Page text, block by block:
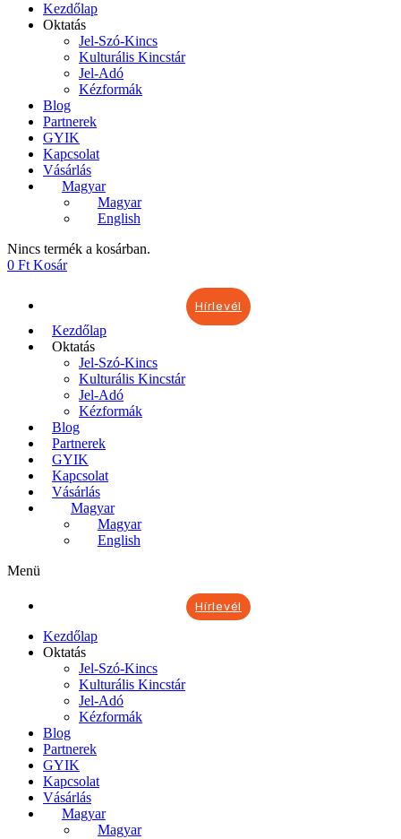
Kezdőlap
Oktatás
Jel-Szó-Kincs
Kulturális Kincstár
Jel-Adó
Kézformák
Blog
Partnerek
GYIK
Kapcsolat
Vásárlás
Magyar
Magyar
English
Nincs termék a kosárban.
0 Ft Kosár
Hírlevél
Kezdőlap
Oktatás
Jel-Szó-Kincs
Kulturális Kincstár
Jel-Adó
Kézformák
Blog
Partnerek
GYIK
Kapcsolat
Vásárlás
Magyar
Magyar
English
Menü
Hírlevél
Kezdőlap
Oktatás
Jel-Szó-Kincs
Kulturális Kincstár
Jel-Adó
Kézformák
Blog
Partnerek
GYIK
Kapcsolat
Vásárlás
Magyar
Magyar